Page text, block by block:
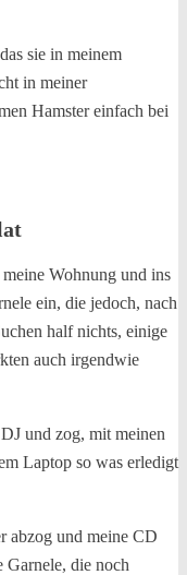
sie in meinem
in meiner
Hamster einfach bei
Wohnung und ins
ein, die jedoch, nach
half nichts, einige
auch irgendwie
und zog, mit meinen
Laptop so was erledigt
abzog und meine CD
die noch